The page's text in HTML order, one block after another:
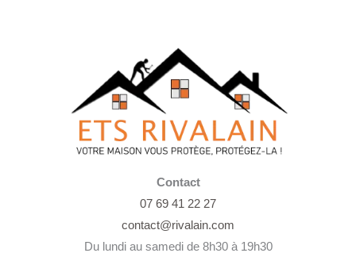
Contact
07 69 41 22 27
contact@rivalain.com
Du lundi au samedi de 8h30 à 19h30